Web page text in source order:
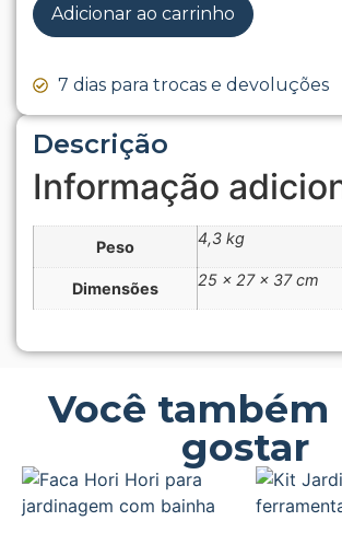
Descrição
Informação
Peso 4,3 kg
Dimensões 25 × 27 × 37 cm
Adicionar ao carrinho
7 dias para trocas e devoluções
Você também
gostar